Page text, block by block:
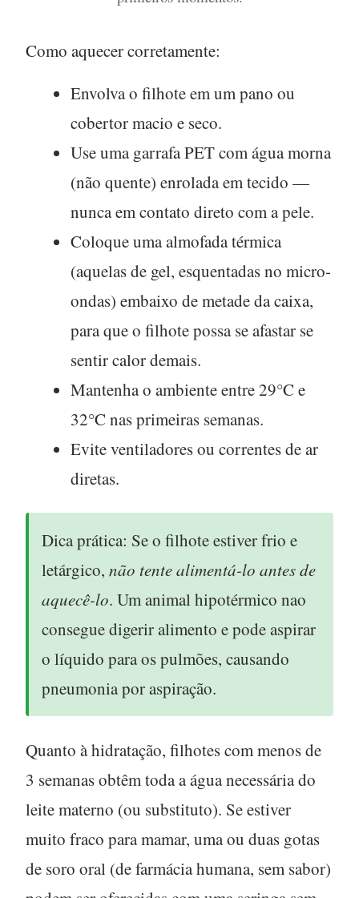
Como aquecer corretamente:
Envolva o filhote em um pano ou
cobertor macio e seco.
Use uma garrafa PET com água morna
(não quente) enrolada em tecido —
nunca em contato direto com a pele.
Coloque uma almofada térmica
(aquelas de gel, esquentadas no micro-
ondas) embaixo de metade da caixa,
para que o filhote possa se afastar se
sentir calor demais.
Mantenha o ambiente entre 29°C e
32°C nas primeiras semanas.
Evite ventiladores ou correntes de ar
diretas.
Dica prática: Se o filhote estiver frio e
letárgico, não tente alimentá-lo antes de
aquecê-lo. Um animal hipotérmico nao
consegue digerir alimento e pode aspirar
o líquido para os pulmões, causando
pneumonia por aspiração.
Quanto àhidratação, filhotes com menos de
3 semanas obtêm toda a água necessária do
leite materno (ou substituto). Se estiver
muito fraco para mamar, uma ou duas gotas
de soro oral (de farmácia humana, sem sabor)